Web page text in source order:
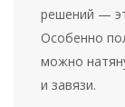
решений —
Особенно
можно
и завязи.